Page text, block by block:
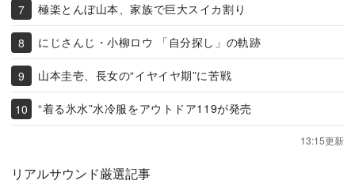
極楽とんぼ山本、家族で巨大スイカ割り
にじさんじ・小柳ロウ 「自分探し」の軌跡
山本圭壱、長女の“イヤイヤ期”に苦戦
“着る氷水”水冷服をアウトドア119が発売
13:15更新
リアルサウンド厳選記事